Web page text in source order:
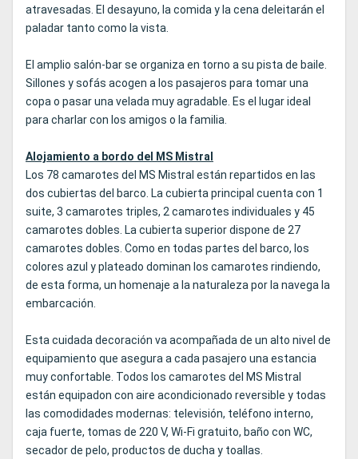
atravesadas. El desayuno, la comida y la cena deleitarán el
paladar tanto como la vista.
El amplio salón-bar se organiza en torno a su pista de baile.
Sillones y sofás acogen a los pasajeros para tomar una
copa o pasar una velada muy agradable. Es el lugar ideal
para charlar con los amigos o la familia.
Alojamiento a bordo del MS Mistral
Los 78 camarotes del MS Mistral están repartidos en las
dos cubiertas del barco. La cubierta principal cuenta con 1
suite, 3 camarotes triples, 2 camarotes individuales y 45
camarotes dobles. La cubierta superior dispone de 27
camarotes dobles. Como en todas partes del barco, los
colores azul y plateado dominan los camarotes rindiendo,
de esta forma, un homenaje a la naturaleza por la navega la
embarcación.
Esta cuidada decoración va acompañada de un alto nivel de
equipamiento que asegura a cada pasajero una estancia
muy confortable. Todos los camarotes del MS Mistral
están equipadon con aire acondicionado reversible y todas
las comodidades modernas: televisión, teléfono interno,
caja fuerte, tomas de 220 V, Wi-Fi gratuito, baño con WC,
secador de pelo, productos de ducha y toallas.